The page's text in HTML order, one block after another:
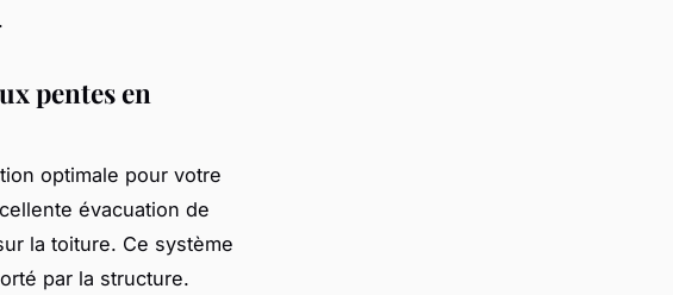
pentes en
optimale pour votre
évacuation de
la toiture. Ce système
par la structure.